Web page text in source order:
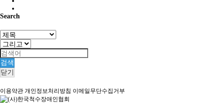
Search
검색
닫기
이용약관 개인정보처리방침 이메일무단수집거부